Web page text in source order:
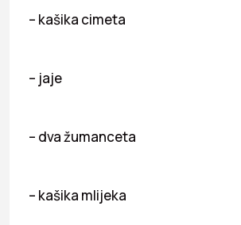
– kašika cimeta
– jaje
– dva žumanceta
– kašika mlijeka